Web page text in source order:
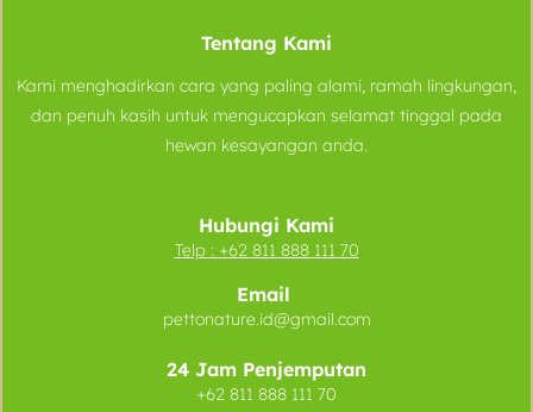
Tentang Kami
Kami menghadirkan cara yang paling alami, ramah lingkungan,
dan penuh kasih untuk mengucapkan selamat tinggal pada
hewan kesayangan anda.
Hubungi Kami
Telp : +62 811 888 111 70
Email
pettonature.id@gmail.com
24 Jam Penjemputan
+62 811 888 111 70